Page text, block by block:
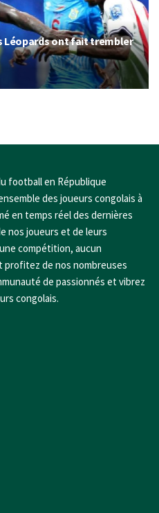
Léopards ont fait trembler
football en République
des joueurs congolais à
en temps réel des dernières
nos joueurs et de leurs
compétition, aucun
de nos nombreuses
de passionnés et vibrez
congolais.